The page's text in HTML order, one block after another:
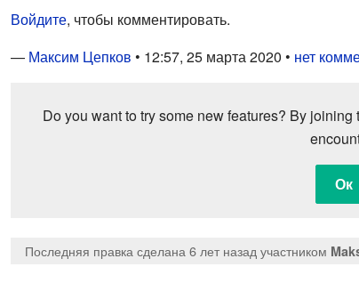
Войдите, чтобы комментировать.
— Максим Цепков • 12:57, 25 марта 2020 • нет
Do you want to try some new features? By
Ок
Последняя правка сделана 6 лет назад участником